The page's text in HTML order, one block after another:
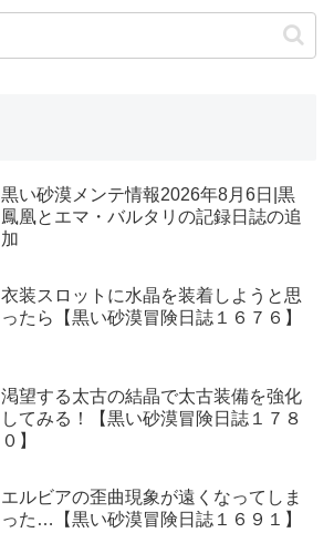
黒い砂漠メンテ情報2026年8月6日|黒
鳳凰とエマ・バルタリの記録日誌の追
加
衣装スロットに水晶を装着しようと思
ったら【黒い砂漠冒険日誌１６７６】
渇望する太古の結晶で太古装備を強化
してみる！【黒い砂漠冒険日誌１７８
０】
エルビアの歪曲現象が遠くなってしま
った…【黒い砂漠冒険日誌１６９１】